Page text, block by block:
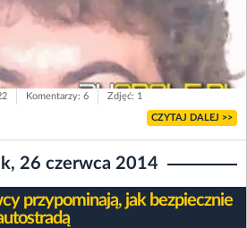
Komentarzy: 6 Zdjęć: 1
CZYTAJ DALEJ >>
26 czerwca 2014
przypominają, jak bezpiecznie